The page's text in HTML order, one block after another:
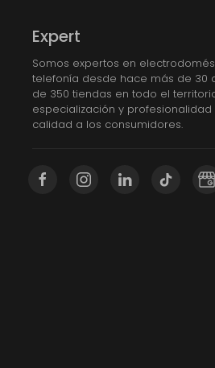
Expert
Somos expertos en
telefonía desde hace más de 30
de 350 tiendas en todo el
especialización y
calidad a los consumidores.